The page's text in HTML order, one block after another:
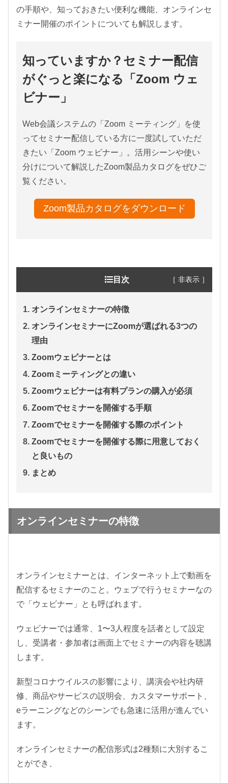
の手順や、知っておきたい便利な機能、オンラインセ
ミナー開催のポイントについても解説します。
知っていますか？セミナー配信
がぐっと楽になる「Zoom ウェ
ビナー」
Web会議システムの「Zoom ミーティング」を使
ってセミナー配信している方に一度試していただ
きたい「Zoom ウェビナー」。活用シーンや使い
分けについて解説したZoom製品カタログをぜひご
覧ください。
Zoom製品カタログをダウンロード
目次 ［ 非表示 ］
オンラインセミナーの特徴
オンラインセミナーにZoomが選ばれる3つの
理由
Zoomウェビナーとは
Zoomミーティングとの違い
Zoomウェビナーは有料プランの購入が必須
Zoomでセミナーを開催する手順
Zoomでセミナーを開催する際のポイント
Zoomでセミナーを開催する際に用意しておく
と良いもの
まとめ
オンラインセミナーの特徴
オンラインセミナーとは、インターネット上で動画を
配信するセミナーのこと。ウェブで行うセミナーなの
で「ウェビナー」とも呼ばれます。
ウェビナーでは通常、1〜3人程度を話者として設定
し、受講者・参加者は画面上でセミナーの内容を聴講
します。
新型コロナウイルスの影響により、講演会や社内研
修、商品やサービスの説明会、カスタマーサポート、
eラーニングなどのシーンでも急速に活用が進んでい
ます。
オンラインセミナーの配信形式は2種類に大別するこ
とができ、